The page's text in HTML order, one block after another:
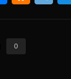
0